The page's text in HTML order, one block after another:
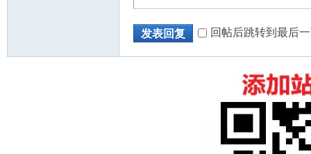
发表回复 回帖后跳转到最后